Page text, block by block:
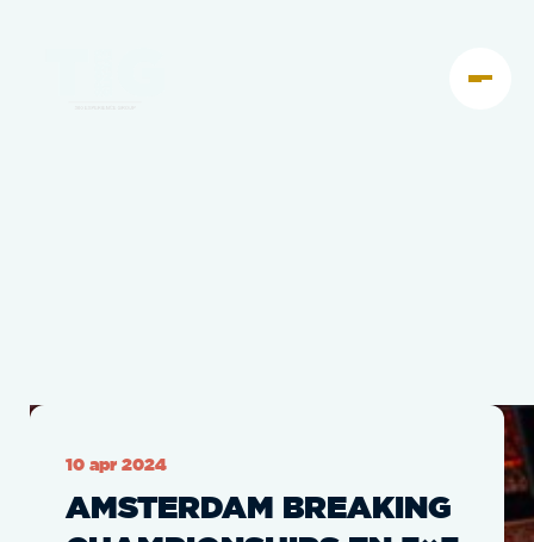
10 apr 2024
AMSTERDAM BREAKING